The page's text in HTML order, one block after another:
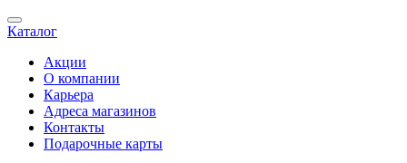
Каталог
Акции
О компании
Карьера
Адреса магазинов
Контакты
Подарочные карты